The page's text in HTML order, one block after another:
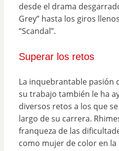
desde el drama
Grey” hasta los giros
“Scandal”.
Superar los retos
La inquebrantable pasión
su trabajo también le ha
diversos retos a los que
largo de su carrera.
franqueza de las
como mujer de color en